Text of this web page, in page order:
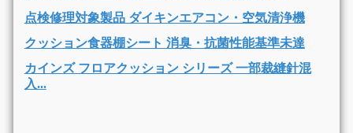
点検修理対象製品 ダイキンエアコン・空気清浄機
クッション食器棚シート 消臭・抗菌性能基準未達
カインズ フロアクッション シリーズ 一部裁縫針混
入...